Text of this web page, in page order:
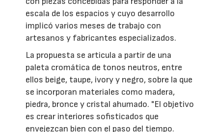
escala de los espacios y cuyo desarrollo
implicó varios meses de trabajo con
artesanos y fabricantes especializados.
La propuesta se articula a partir de una
paleta cromática de tonos neutros, entre
ellos beige, taupe, ivory y negro, sobre la que
se incorporan materiales como madera,
piedra, bronce y cristal ahumado. "El objetivo
es crear interiores sofisticados que
envejezcan bien con el paso del tiempo.